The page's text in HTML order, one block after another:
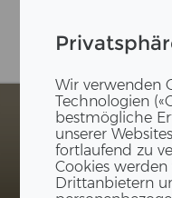
Wir verwenden
Technologien
bestmögliche
unserer
fortlaufend zu
Cookies
Drittanbietern